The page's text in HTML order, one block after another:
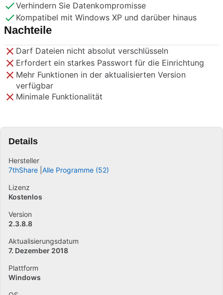
Verhindern Sie Datenkompromisse
Kompatibel mit Windows XP und darüber hinaus
Nachteile
Darf Dateien nicht absolut verschlüsseln
Erfordert ein starkes Passwort für die Einrichtung
Mehr Funktionen in der aktualisierten Version
verfügbar
Minimale Funktionalität
Details
Hersteller
7thShare Alle Programme (52)
Lizenz
Kostenlos
Version
2.3.8.8
Aktualisierungsdatum
7. Dezember 2018
Plattform
Windows